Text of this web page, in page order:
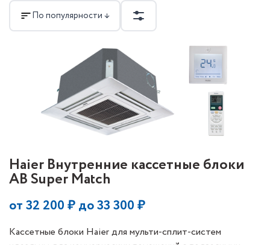
По популярности ↓
Haier Внутренние кассетные блоки
AB Super Match
от32 200₽ до33 300₽
Кассетные блоки Haier для мульти-сплит-систем